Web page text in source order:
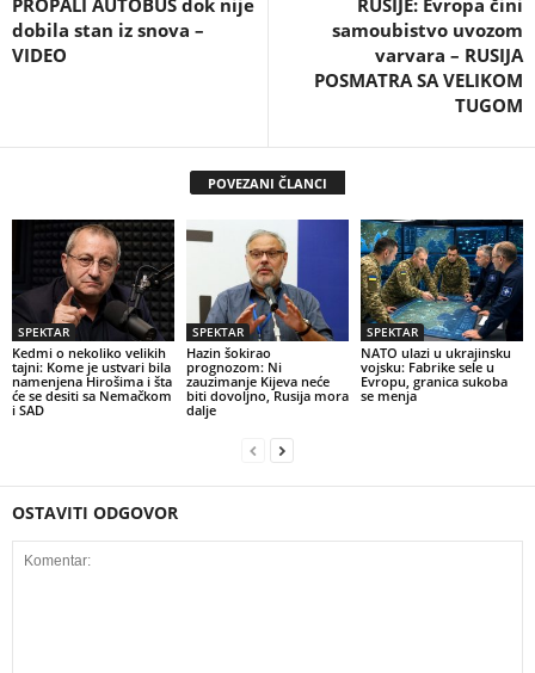
PROPALI AUTOBUS dok nije
dobila stan iz snova –
VIDEO
RUSIJE: Evropa čini
samoubistvo uvozom
varvara – RUSIJA
POSMATRA SA VELIKOM
TUGOM
POVEZANI ČLANCI
SPEKTAR
Kedmi o nekoliko velikih
tajni: Kome je ustvari bila
namenjena Hirošima i šta
će se desiti sa Nemačkom
i SAD
SPEKTAR
Hazin šokirao
prognozom: Ni
zauzimanje Kijeva neće
biti dovoljno, Rusija mora
dalje
SPEKTAR
NATO ulazi u ukrajinsku
vojsku: Fabrike sele u
Evropu, granica sukoba
se menja
OSTAVITI ODGOVOR